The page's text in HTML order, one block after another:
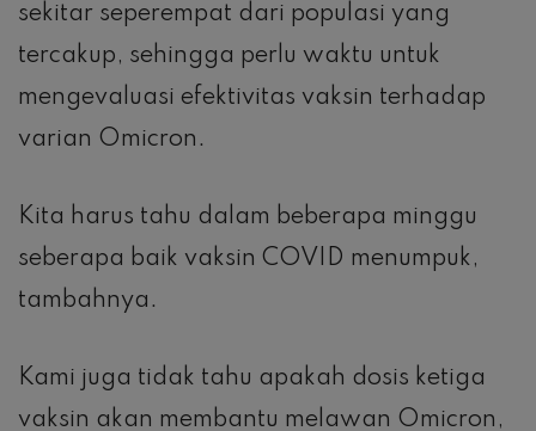
sekitar seperempat dari populasi yang
tercakup, sehingga perlu waktu untuk
mengevaluasi efektivitas vaksin terhadap
varian Omicron.
Kita harus tahu dalam beberapa minggu
seberapa baik vaksin COVID menumpuk,
tambahnya.
Kami juga tidak tahu apakah dosis ketiga
vaksin akan membantu melawan Omicron,